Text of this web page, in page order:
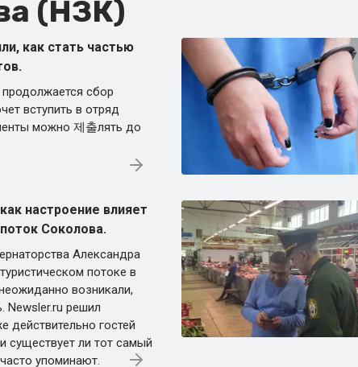
(НЗК)
как стать частью
продолжается сбор
вступить в отряд
можно 제출лять до
настроение влияет
Соколова.
Александра
потоке в
возникали,
Newsler.ru решил
действительно гостей
существует ли тот самый
упоминают.